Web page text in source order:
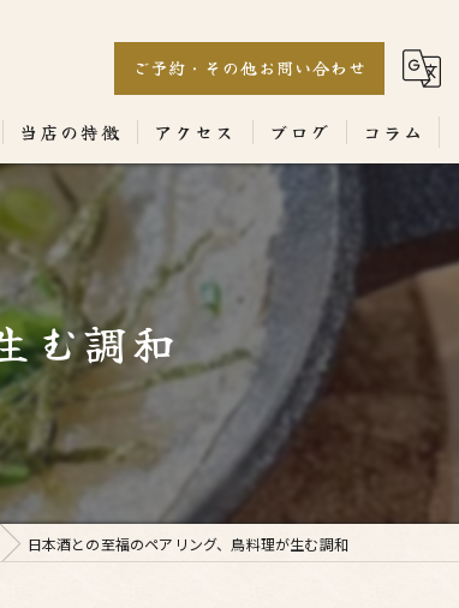
ご予約・その他お問い合わせ
当店の特徴
居酒屋
専門店
ランチ
テイクアウト
コース
アクセス ブログ コラム
む調和
日本酒との至福のペアリング、鳥料理が生む調和